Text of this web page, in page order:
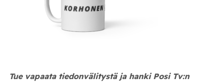
Tue vapaata tiedonvälitystä ja hanki Posi Tv:n